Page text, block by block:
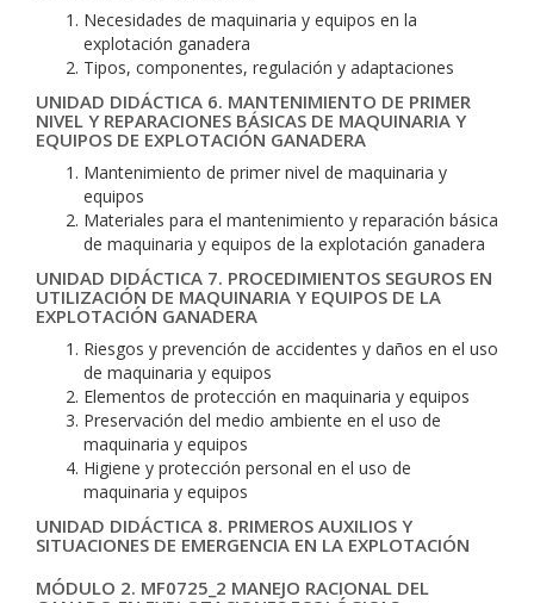
Necesidades de maquinaria y equipos en la
explotación ganadera
Tipos, componentes, regulación y adaptaciones
UNIDAD DIDÁCTICA 6. MANTENIMIENTO DE PRIMER
NIVEL Y REPARACIONES BÁSICAS DE MAQUINARIA Y
EQUIPOS DE EXPLOTACIÓN GANADERA
Mantenimiento de primer nivel de maquinaria y
equipos
Materiales para el mantenimiento y reparación básica
de maquinaria y equipos de la explotación ganadera
UNIDAD DIDÁCTICA 7. PROCEDIMIENTOS SEGUROS EN
UTILIZACIÓN DE MAQUINARIA Y EQUIPOS DE LA
EXPLOTACIÓN GANADERA
Riesgos y prevención de accidentes y daños en el uso
de maquinaria y equipos
Elementos de protección en maquinaria y equipos
Preservación del medio ambiente en el uso de
maquinaria y equipos
Higiene y protección personal en el uso de
maquinaria y equipos
UNIDAD DIDÁCTICA 8. PRIMEROS AUXILIOS Y
SITUACIONES DE EMERGENCIA EN LA EXPLOTACIÓN
MÓDULO 2. MF0725_2 MANEJO RACIONAL DEL